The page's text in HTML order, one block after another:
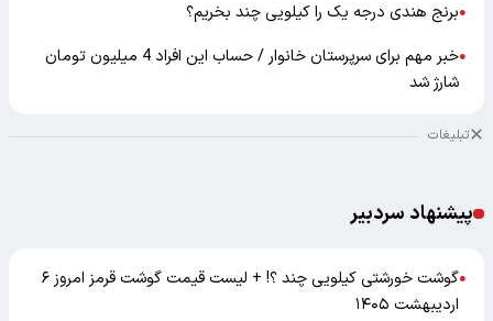
●برنج هندی درجه یک را کیلویی چند بخریم؟
●
خبر مهم برای سرپرستان خانوار / حساب این افراد 4 میلیون تومان
شارژ شد
تبلیغات
پیشنهاد سردبیر
●
گوشت خورشتی کیلویی چند ؟! + لیست قیمت گوشت قرمز امروز ۶
اردیبهشت ۱۴۰۵